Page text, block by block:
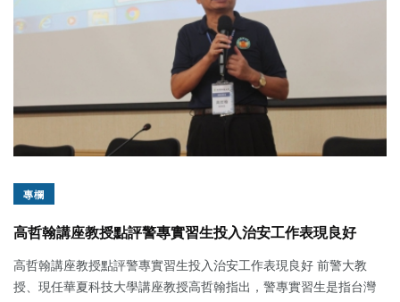
專欄
高哲翰講座教授點評警專實習生投入治安工作表現良好
高哲翰講座教授點評警專實習生投入治安工作表現良好 前警大教
授、現任華夏科技大學講座教授高哲翰指出，警專實習生是指台灣